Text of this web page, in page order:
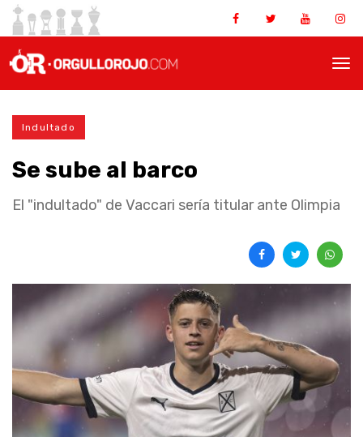
Indultado
Se sube al barco
El "indultado" de Vaccari sería titular ante Olimpia